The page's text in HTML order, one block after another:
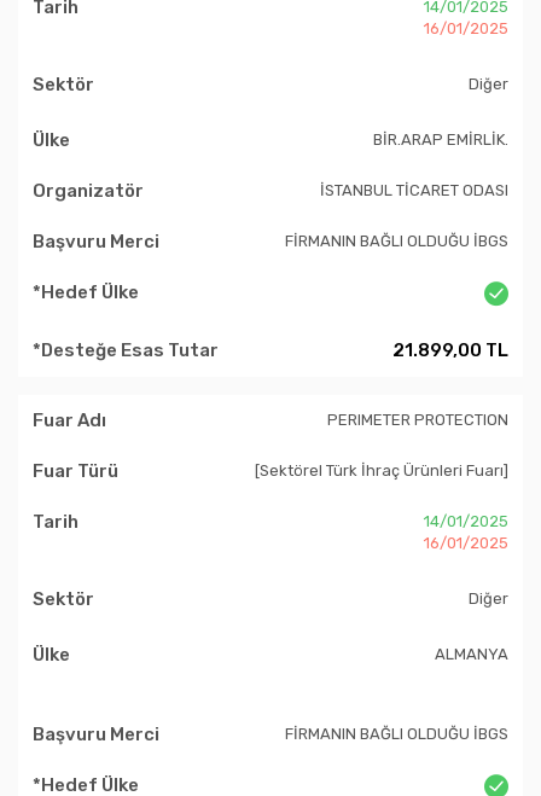
14/01/2025
16/01/2025
Diğer
BİR.ARAP EMİRLİK.
İSTANBUL TİCARET ODASI
FİRMANIN BAĞLI OLDUĞU İBGS
21.899,00 TL
PERIMETER PROTECTION
[Sektörel Türk İhraç Ürünleri Fuarı]
14/01/2025
16/01/2025
Diğer
ALMANYA
FİRMANIN BAĞLI OLDUĞU İBGS